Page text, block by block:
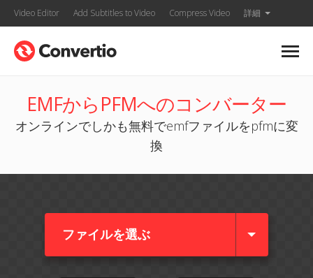
Video Editor Add Subtitles to Video Compress Video 詳細
EMFからPFMへのコンバーター
オンラインでしかも無料でemfファイルをpfmに変
換
ファイルを選ぶ